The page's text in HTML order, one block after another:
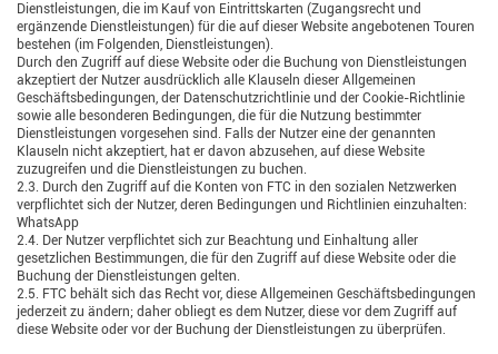
Dienstleistungen, die im Kauf von Eintrittskarten (Zugangsrecht und
ergänzende Dienstleistungen) für die auf dieser Website angebotenen Touren
bestehen (im Folgenden, Dienstleistungen).
Durch den Zugriff auf diese Website oder die Buchung von Dienstleistungen
akzeptiert der Nutzer ausdrücklich alle Klauseln dieser Allgemeinen
Geschäftsbedingungen, der Datenschutzrichtlinie und der Cookie-Richtlinie
sowie alle besonderen Bedingungen, die für die Nutzung bestimmter
Dienstleistungen vorgesehen sind. Falls der Nutzer eine der genannten
Klauseln nicht akzeptiert, hat er davon abzusehen, auf diese Website
zuzugreifen und die Dienstleistungen zu buchen.
2.3. Durch den Zugriff auf die Konten von FTC in den sozialen Netzwerken
verpflichtet sich der Nutzer, deren Bedingungen und Richtlinien einzuhalten:
WhatsApp
2.4. Der Nutzer verpflichtet sich zur Beachtung und Einhaltung aller
gesetzlichen Bestimmungen, die für den Zugriff auf diese Website oder die
Buchung der Dienstleistungen gelten.
2.5. FTC behält sich das Recht vor, diese Allgemeinen Geschäftsbedingungen
jederzeit zu ändern; daher obliegt es dem Nutzer, diese vor dem Zugriff auf
diese Website oder vor der Buchung der Dienstleistungen zu überprüfen.